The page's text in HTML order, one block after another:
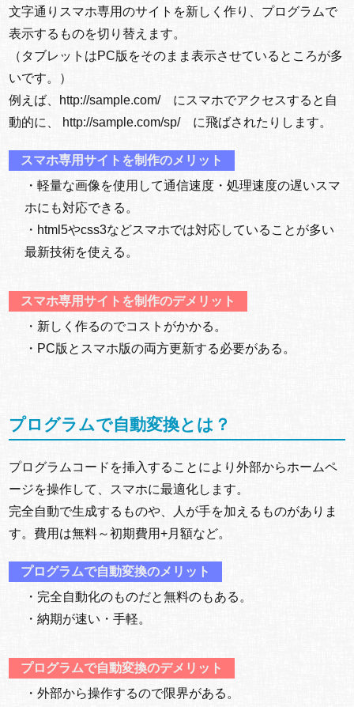
文字通りスマホ専用のサイトを新しく作り、プログラムで
表示するものを切り替えます。
（タブレットはPC版をそのまま表示させているところが多
いです。）
例えば、http://sample.com/ にスマホでアクセスすると自
動的に、 http://sample.com/sp/ に飛ばされたりします。
スマホ専用サイトを制作のメリット
・軽量な画像を使用して通信速度・処理速度の遅いスマ
ホにも対応できる。
・html5やcss3などスマホでは対応していることが多い
最新技術を使える。
スマホ専用サイトを制作のデメリット
・新しく作るのでコストがかかる。
・PC版とスマホ版の両方更新する必要がある。
プログラムで自動変換とは？
プログラムコードを挿入することにより外部からホームペ
ージを操作して、スマホに最適化します。
完全自動で生成するものや、人が手を加えるものがありま
す。費用は無料～初期費用+月額など。
プログラムで自動変換のメリット
・完全自動化のものだと無料のもある。
・納期が速い・手軽。
プログラムで自動変換のデメリット
・外部から操作するので限界がある。